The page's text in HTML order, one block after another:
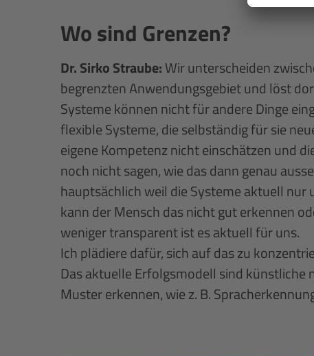
Wo sind Grenzen?
Dr. Sirko Straube:Wir unterscheiden
begrenzten Anwendungsgebiet und löst
Systeme können nicht für andere Dinge
flexible Systeme, die selbständig für sie
eigene Kompetenz nicht einschätzen und
noch nicht sagen, wie das dann genau
hauptsächlich weil die Systeme aktuell
kann der Mensch das nicht gut erkennen
weniger transparent ist es aktuell für uns.
Ich plädiere dafür, sich auf das zu
Das aktuelle Erfolgsmodell sind
Muster erkennen, wie z. B.